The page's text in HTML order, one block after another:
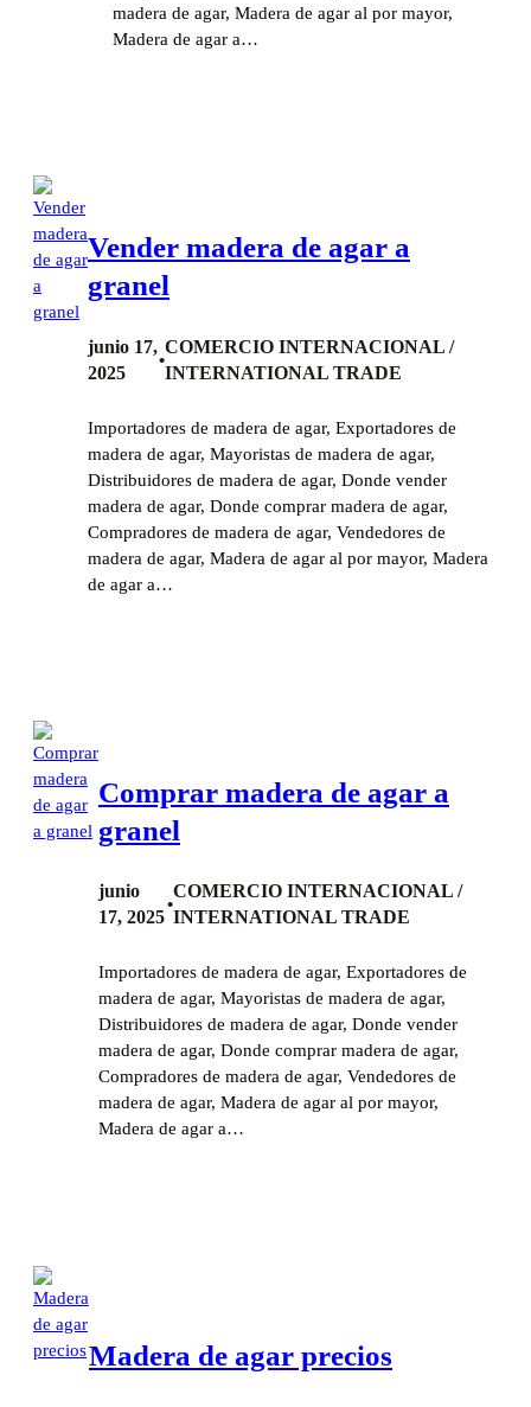
madera de agar, Madera de agar al por mayor,
Madera de agar a…
Vender madera de agar a
granel
junio 17,
2025
•
COMERCIO INTERNACIONAL /
INTERNATIONAL TRADE
Importadores de madera de agar, Exportadores de
madera de agar, Mayoristas de madera de agar,
Distribuidores de madera de agar, Donde vender
madera de agar, Donde comprar madera de agar,
Compradores de madera de agar, Vendedores de
madera de agar, Madera de agar al por mayor, Madera
de agar a…
Comprar madera de agar a
granel
junio
17, 2025
•
COMERCIO INTERNACIONAL /
INTERNATIONAL TRADE
Importadores de madera de agar, Exportadores de
madera de agar, Mayoristas de madera de agar,
Distribuidores de madera de agar, Donde vender
madera de agar, Donde comprar madera de agar,
Compradores de madera de agar, Vendedores de
madera de agar, Madera de agar al por mayor,
Madera de agar a…
Madera de agar precios